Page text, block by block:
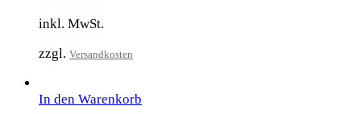
inkl. MwSt.
zzgl. Versandkosten
In den Warenkorb